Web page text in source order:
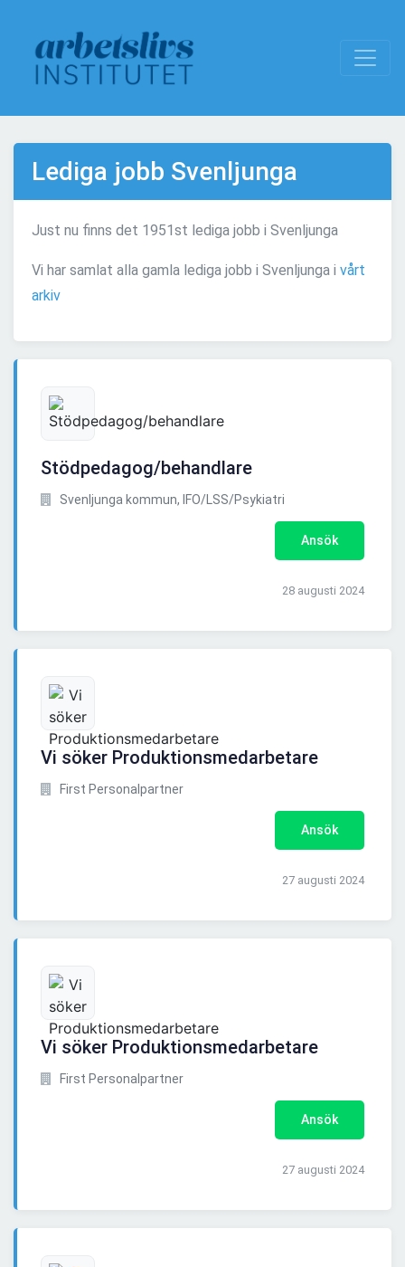
Lediga jobb Svenljunga
Just nu finns det 1951st lediga jobb i Svenljunga
Vi har samlat alla gamla lediga jobb i Svenljunga i vårt
arkiv
Stödpedagog/behandlare
Svenljunga kommun, IFO/LSS/Psykiatri
Ansök
28 augusti 2024
Vi söker Produktionsmedarbetare
First Personalpartner
Ansök
27 augusti 2024
Vi söker Produktionsmedarbetare
First Personalpartner
Ansök
27 augusti 2024